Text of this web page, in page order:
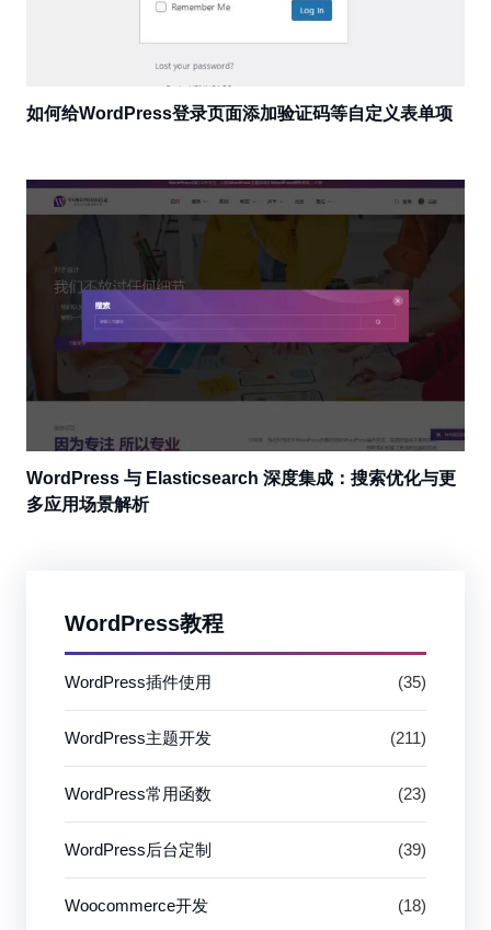
如何给WordPress登录页面添加验证码等自定义表单项
WordPress 与 Elasticsearch 深度集成：搜索优化与更
多应用场景解析
WordPress教程
WordPress插件使用 (35)
WordPress主题开发 (211)
WordPress常用函数 (23)
WordPress后台定制 (39)
Woocommerce开发 (18)